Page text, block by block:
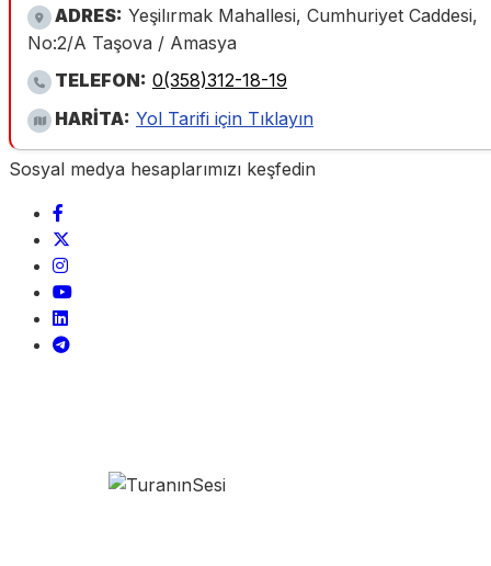
ADRES: Yeşilırmak Mahallesi, Cumhuriyet Caddesi,
No:2/A Taşova / Amasya
TELEFON: 0(358)312-18-19
HARİTA: Yol Tarifi için Tıklayın
Sosyal medya hesaplarımızı keşfedin